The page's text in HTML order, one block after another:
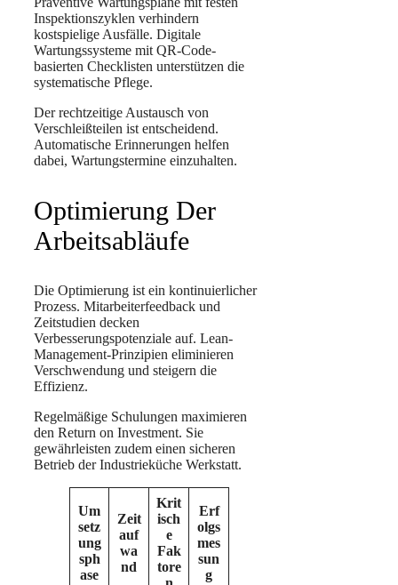
Inspektionszyklen verhindern
kostspielige Ausfälle. Digitale
Wartungssysteme mit QR-Code-
basierten Checklisten unterstützen die
systematische Pflege.
Der rechtzeitige Austausch von
Verschleißteilen ist entscheidend.
Automatische Erinnerungen helfen
dabei, Wartungstermine einzuhalten.
Optimierung Der
Arbeitsabläufe
Die Optimierung ist ein kontinuierlicher
Prozess. Mitarbeiterfeedback und
Zeitstudien decken
Verbesserungspotenziale auf. Lean-
Management-Prinzipien eliminieren
Verschwendung und steigern die
Effizienz.
Regelmäßige Schulungen maximieren
den Return on Investment. Sie
gewährleisten zudem einen sicheren
Betrieb der Industrieküche Werkstatt.
Um
setz
ung
sph
ase
Zeit
auf
wa
nd
Krit
isch
e
Fak
tore
Erf
olgs
mes
sun
g